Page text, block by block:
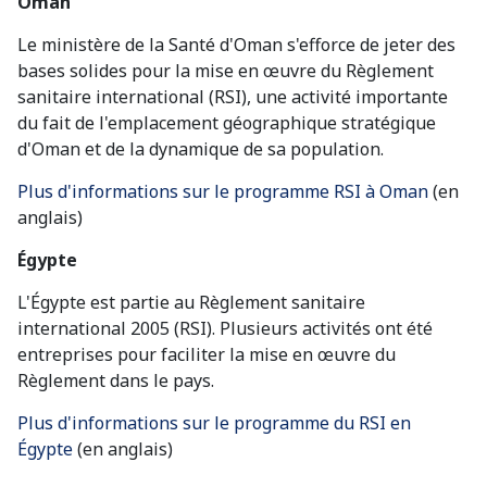
Le ministère de la Santé d'Oman s'efforce de jeter des
bases solides pour la mise en œuvre du Règlement
sanitaire international (RSI), une activité importante
du fait de l'emplacement géographique stratégique
d'Oman et de la dynamique de sa population.
Plus d'informations sur le programme RSI à Oman(en
anglais)
Égypte
L'Égypte est partie au Règlement sanitaire
international 2005 (RSI). Plusieurs activités ont été
entreprises pour faciliter la mise en œuvre du
Règlement dans le pays.
Plus d'informations sur le programme du RSI en
Égypte(en anglais)